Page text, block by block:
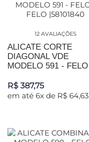
12 AVALIAÇÕES
ALICATE CORTE
DIAGONAL VDE
MODELO 591 - FELO
R$ 387,75
em até 6x de R$ 64,63